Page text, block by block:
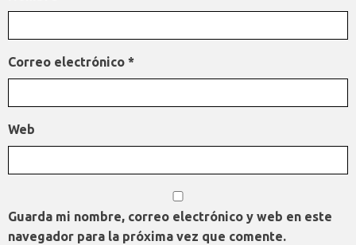
Correo electrónico *
Web
Guarda mi nombre, correo electrónico y web en este
navegador para la próxima vez que comente.